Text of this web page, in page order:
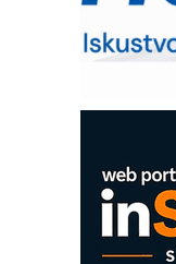
RMQ-
–
era CNC
mrežnog